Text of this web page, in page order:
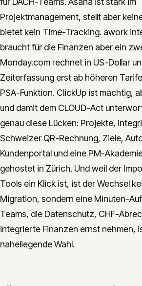
Projektmanagement, stellt aber
bietet kein Time-Tracking. awork
braucht für die Finanzen aber ein
Monday.com rechnet in US-Dollar
Zeiterfassung erst ab höheren
PSA-Funktion. ClickUp ist mächtig,
und damit dem CLOUD-Act
genau diese Lücken: Projekte,
Schweizer QR-Rechnung, Ziele,
Kundenportal und eine PM-
gehostet in Zürich. Und weil der
Tools ein Klick ist, ist der Wechsel
Migration, sondern eine Minuten-
Teams, die Datenschutz, CHF-
integrierte Finanzen ernst nehmen,
naheliegende Wahl.